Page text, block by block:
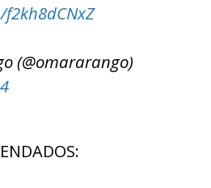
(@omararango)